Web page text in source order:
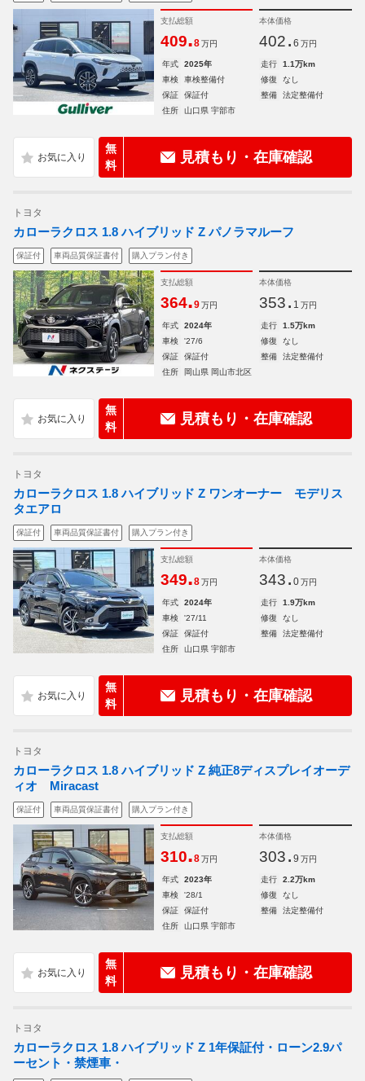
支払総額
409.8 万円
本体価格
402. 6 万円
年式 2025年 走行
1.1万km
車検
車検整備付 修復
なし
保証
保証付 整備
法定整備付
住所
山口県 宇部市
無
料
見積もり・在庫確認
トヨタ
カローラクロス 1.8 ハイブリッド Z パノラマルーフ
保証付 車両品質保証書付 購入プラン付き
支払総額
364.9 万円
本体価格
353. 1 万円
年式 2024年 走行
1.5万km
車検
'27/6 修復
なし
保証
保証付 整備
法定整備付
住所
岡山県 岡山市北区
無
料
見積もり・在庫確認
トヨタ
カローラクロス 1.8 ハイブリッド Z ワンオーナー モデリス
タエアロ
保証付 車両品質保証書付 購入プラン付き
支払総額
349.8 万円
本体価格
343. 0 万円
年式 2024年 走行
1.9万km
車検
'27/11 修復
なし
保証
保証付 整備
法定整備付
住所
山口県 宇部市
無
料
見積もり・在庫確認
トヨタ
カローラクロス 1.8 ハイブリッド Z 純正8ディスプレイオーデ
ィオ Miracast
保証付 車両品質保証書付 購入プラン付き
支払総額
310.8 万円
本体価格
303. 9 万円
年式 2023年 走行
2.2万km
車検
'28/1 修復
なし
保証
保証付 整備
法定整備付
住所
山口県 宇部市
無
料
見積もり・在庫確認
トヨタ
カローラクロス 1.8 ハイブリッド Z 1年保証付・ローン2.9パ
ーセント・禁煙車・